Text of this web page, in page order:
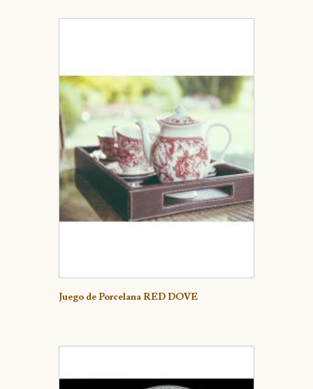
Detalle
Juego de Porcelana RED DOVE